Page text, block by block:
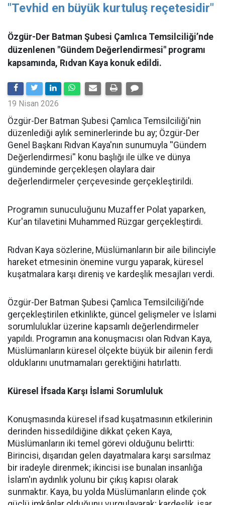
"Tevhid en büyük kurtuluş reçetesidir"
Özgür-Der Batman Şubesi Çamlıca Temsilciliği’nde
düzenlenen "Gündem Değerlendirmesi" programı
kapsamında, Rıdvan Kaya konuk edildi.
19 Nisan 2026
​Özgür-Der Batman Şubesi Çamlıca Temsilciliği'nin
düzenlediği aylık seminerlerinde bu ay; Özgür-Der
Genel Başkanı Rıdvan Kaya'nın sunumuyla ''Gündem
Değerlendirmesi'' konu başlığı ile ülke ve dünya
gündeminde gerçekleşen olaylara dair
değerlendirmeler çerçevesinde gerçekleştirildi.
Programın sunuculuğunu Muzaffer Polat yaparken,
Kur'an tilavetini Muhammed Rüzgar gerçekleştirdi.
Rıdvan Kaya sözlerine, Müslümanların bir aile bilinciyle
hareket etmesinin önemine vurgu yaparak, küresel
kuşatmalara karşı direniş ve kardeşlik mesajları verdi.
Özgür-Der Batman Şubesi Çamlıca Temsilciliği’nde
gerçekleştirilen etkinlikte, güncel gelişmeler ve İslami
sorumluluklar üzerine kapsamlı değerlendirmeler
yapıldı. Programın ana konuşmacısı olan Rıdvan Kaya,
Müslümanların küresel ölçekte büyük bir ailenin ferdi
olduklarını unutmamaları gerektiğini hatırlattı.
Küresel İfsada Karşı İslami Sorumluluk
Konuşmasında küresel ifsad kuşatmasının etkilerinin
derinden hissedildiğine dikkat çeken Kaya,
Müslümanların iki temel görevi olduğunu belirtti:
Birincisi, dışarıdan gelen dayatmalara karşı sarsılmaz
bir iradeyle direnmek; ikincisi ise bunalan insanlığa
İslam'ın aydınlık yolunu bir çıkış kapısı olarak
sunmaktır. Kaya, bu yolda Müslümanların elinde çok